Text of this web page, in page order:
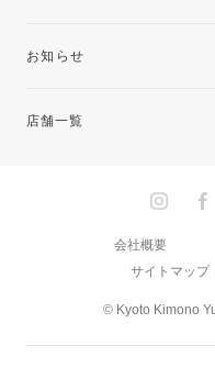
お知らせ
店舗一覧
© Kyoto Kimono
会社概要
サイトマップ